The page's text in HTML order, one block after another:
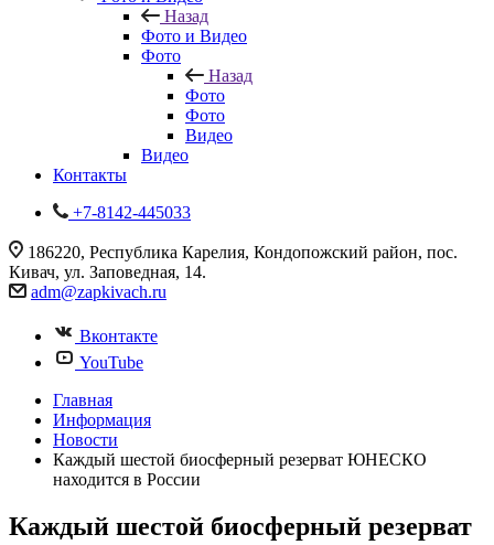
Назад
Фото и Видео
Фото
Назад
Фото
Фото
Видео
Видео
Контакты
+7-8142-445033
186220, Республика Карелия, Кондопожский район, пос.
Кивач, ул. Заповедная, 14.
adm@zapkivach.ru
Вконтакте
YouTube
Главная
Информация
Новости
Каждый шестой биосферный резерват ЮНЕСКО
находится в России
Каждый шестой биосферный резерват